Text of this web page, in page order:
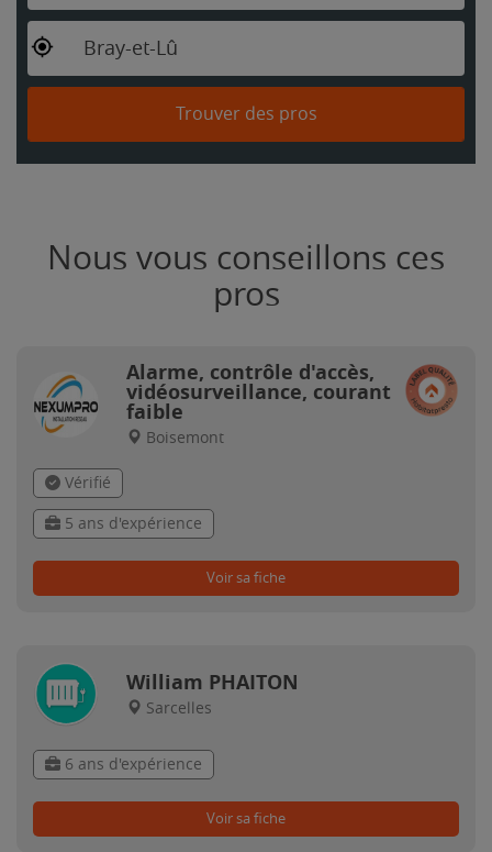
Bray-et-Lû
Trouver des pros
Nous vous conseillons ces
pros
Alarme, contrôle d'accès,
vidéosurveillance, courant
faible
Boisemont
Vérifié
5 ans d'expérience
Voir sa fiche
William PHAITON
Sarcelles
6 ans d'expérience
Voir sa fiche